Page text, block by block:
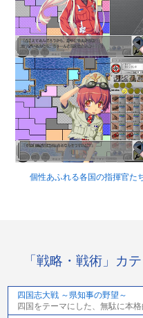
個性あふれる各国の指揮官た
「戦略・戦術」カ
四国志大戦 ～県知事の野望～
四国をテーマにした、無駄に本